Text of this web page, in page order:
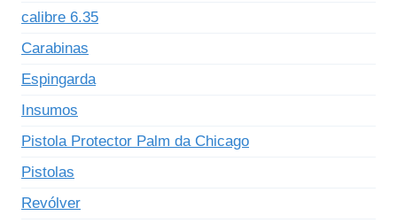
calibre 6.35
Carabinas
Espingarda
Insumos
Pistola Protector Palm da Chicago
Pistolas
Revólver